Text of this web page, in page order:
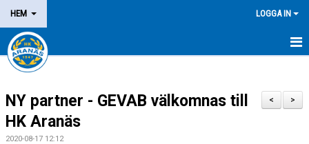
HEM LOGGA IN
NYHETER
OM KLUBBEN
MEDLEM
>
<
NY partner - GEVAB välkomnas till
HK Aranäs
2020-08-17 12:12